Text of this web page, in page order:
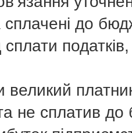
сплачені до
великий
не сплатив до